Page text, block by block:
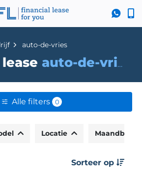
auto-de-vries
auto-de-vries
Alle filters 0
Locatie
Sorteer op